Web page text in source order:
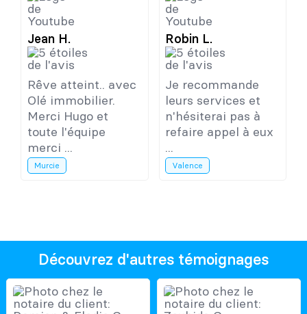
Jean H.
Rêve atteint.. avec
Olé immobilier.
Merci Hugo et
toute l'équipe
merci ...
Murcie
Robin L.
Je recommande
leurs services et
n'hésiterai pas à
refaire appel à eux
...
Valence
Découvrez d'autres témoignages